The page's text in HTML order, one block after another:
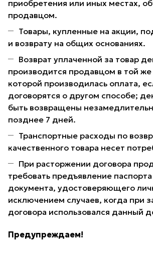
приобретения или иных местах,
продавцом.
Товары, купленные на акции,
и возврату на общих основаниях.
Возврат уплаченной за товар
производится продавцом в той
которой производилась оплата,
договорятся о другом способе;
быть возвращены
позднее 7 дней.
Транспортные расходы по
качественного товара несет
При расторжении договора
требовать предъявление
документа, удостоверяющего
исключением случаев, когда при
договора использовался данный
Предупреждаем!